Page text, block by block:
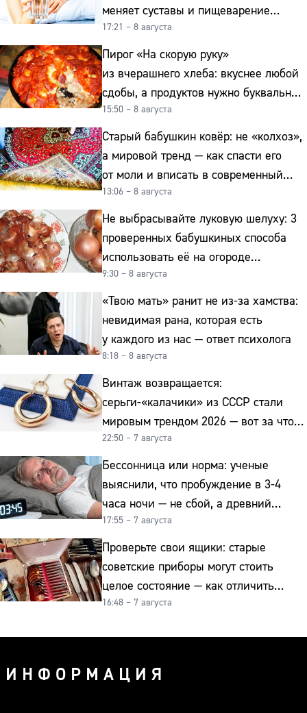
меняет суставы и пищеварение
после 50
17:21 – 8 августа
Пирог «На скорую руку»
из вчерашнего хлеба: вкуснее любой
сдобы, а продуктов нужно буквально
копейки
15:50 – 8 августа
Старый бабушкин ковёр: не «колхоз»,
а мировой тренд — как спасти его
от моли и вписать в современный
интерьер
13:06 – 8 августа
Не выбрасывайте луковую шелуху: 3
проверенных бабушкиных способа
использовать её на огороде
и для здоровья этой зимой
9:30 – 8 августа
«Твою мать» ранит не из-за хамства:
невидимая рана, которая есть
у каждого из нас — ответ психолога
8:18 – 8 августа
Винтаж возвращается:
серьги-«калачики» из СССР стали
мировым трендом 2026 — вот за что
их ценят ювелиры
22:50 – 7 августа
Бессонница или норма: ученые
выяснили, что пробуждение в 3-4
часа ночи — не сбой, а древний
биологический ритм
17:55 – 7 августа
Проверьте свои ящики: старые
советские приборы могут стоить
целое состояние — как отличить
подделку от мельхиора
16:48 – 7 августа
ИНФОРМАЦИЯ